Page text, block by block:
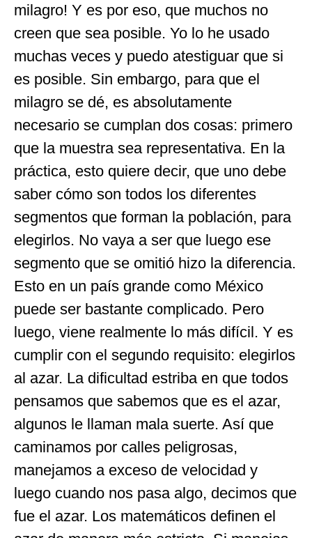
milagro! Y es por eso, que muchos no
creen que sea posible. Yo lo he usado
muchas veces y puedo atestiguar que si
es posible. Sin embargo, para que el
milagro se dé, es absolutamente
necesario se cumplan dos cosas: primero
que la muestra sea representativa. En la
práctica, esto quiere decir, que uno debe
saber cómo son todos los diferentes
segmentos que forman la población, para
elegirlos. No vaya a ser que luego ese
segmento que se omitió hizo la diferencia.
Esto en un país grande como México
puede ser bastante complicado. Pero
luego, viene realmente lo más difícil. Y es
cumplir con el segundo requisito: elegirlos
al azar. La dificultad estriba en que todos
pensamos que sabemos que es el azar,
algunos le llaman mala suerte. Así que
caminamos por calles peligrosas,
manejamos a exceso de velocidad y
luego cuando nos pasa algo, decimos que
fue el azar. Los matemáticos definen el